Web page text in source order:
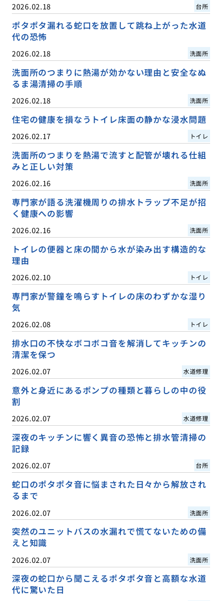
2026.02.18 台所
ポタポタ漏れる蛇口を放置して跳ね上がった水道
代の恐怖
2026.02.18 洗面所
洗面所のつまりに熱湯が効かない理由と安全なぬ
るま湯清掃の手順
2026.02.18 洗面所
住宅の健康を損なうトイレ床面の静かな浸水問題
2026.02.17 トイレ
洗面所のつまりを熱湯で流すと配管が壊れる仕組
みと正しい対策
2026.02.16 洗面所
専門家が語る洗濯機周りの排水トラップ不足が招
く健康への影響
2026.02.16 洗面所
トイレの便器と床の間から水が染み出す構造的な
理由
2026.02.10 トイレ
専門家が警鐘を鳴らすトイレの床のわずかな湿り
気
2026.02.08 トイレ
排水口の不快なボコボコ音を解消してキッチンの
清潔を保つ
2026.02.07 水道修理
意外と身近にあるポンプの種類と暮らしの中の役
割
2026.02.07 水道修理
深夜のキッチンに響く異音の恐怖と排水管清掃の
記録
2026.02.07 台所
蛇口のポタポタ音に悩まされた日々から解放され
るまで
2026.02.07 洗面所
突然のユニットバスの水漏れで慌てないための備
えと知識
2026.02.07 洗面所
深夜の蛇口から聞こえるポタポタ音と高額な水道
代に驚いた日